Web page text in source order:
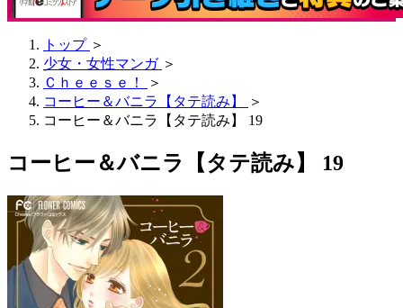
トップ ＞
少女・女性マンガ ＞
Ｃｈｅｅｓｅ！
＞
コーヒー＆バニラ【タテ読み】
＞
コーヒー＆バニラ【タテ読み】 19
コーヒー＆バニラ【タテ読み】 19